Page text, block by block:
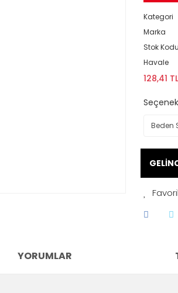
Kategori
Marka
Stok Kodu
Havale
128,41
YORUMLAR